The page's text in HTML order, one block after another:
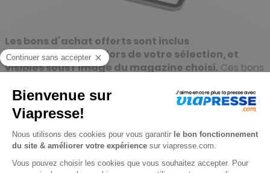
Les bons d’achat offertssont inclus
automatiquement lors de votre sélection, et
visibles sous l’image du magazine choisi. Ces bons
alphanumérique. Ils sont utilisables directement sur le
Site de nos Partenaires selon des conditions d’utilisation
et une période de validité définies par nos Partenaires.
En page panier